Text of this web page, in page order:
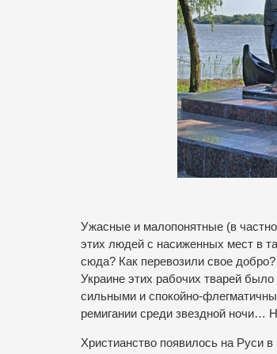
Ужасные и малопонятные (в
этих людей с насиженных мест в
сюда? Как перевозили свое
Украине этих рабочих тварей
сильными и спокойно-
ремигании среди звездной ночи…
Христианство появилось на Руси